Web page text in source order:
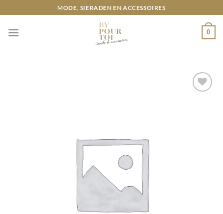
naar
inhoud
MODE, SIERADEN EN ACCESSOIRES
0